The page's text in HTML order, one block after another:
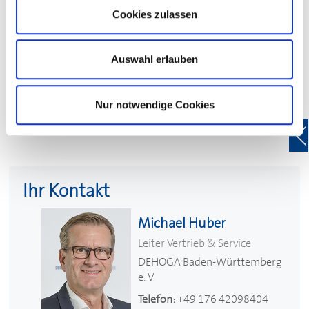
Cookies zulassen
Auswahl erlauben
Nur notwendige Cookies
Ihre Kontaktmöglichkeit zu diesem
Partner desDEHOGA
Das Kontakformular ist nur für Mitglieder zugänglich. Bitte
loggen Sie sich daher mit Ihren Zugangsdaten ein, um das
Ihr Kontakt
Michael Huber
Leiter Vertrieb & Service
DEHOGABaden-Württemberg
e. V.
Telefon:+49 176 42098404